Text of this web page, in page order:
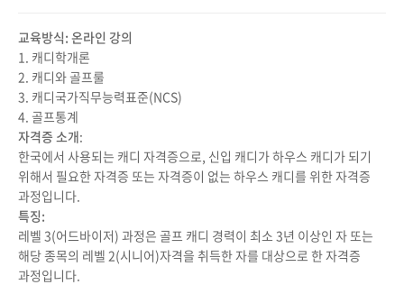
교육방식: 온라인 강의
1. 캐디학개론
2. 캐디와 골프룰
3. 캐디국가직무능력표준(NCS)
4. 골프통계
자격증 소개:
한국에서 사용되는 캐디 자격증으로, 신입 캐디가 하우스 캐디가 되기
위해서 필요한 자격증 또는 자격증이 없는 하우스 캐디를 위한 자격증
과정입니다.
특징:
레벨 3(어드바이저) 과정은 골프 캐디 경력이 최소 3년 이상인 자 또는
해당 종목의 레벨 2(시니어)자격을 취득한 자를 대상으로 한 자격증
과정입니다.